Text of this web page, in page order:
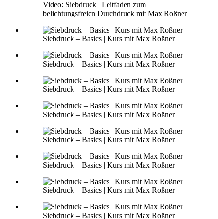
Video: Siebdruck | Leitfaden zum
belichtungsfreien Durchdruck mit Max Roßner
Siebdruck – Basics | Kurs mit Max Roßner
Siebdruck – Basics | Kurs mit Max Roßner
Siebdruck – Basics | Kurs mit Max Roßner
Siebdruck – Basics | Kurs mit Max Roßner
Siebdruck – Basics | Kurs mit Max Roßner
Siebdruck – Basics | Kurs mit Max Roßner
Siebdruck – Basics | Kurs mit Max Roßner
Siebdruck – Basics | Kurs mit Max Roßner